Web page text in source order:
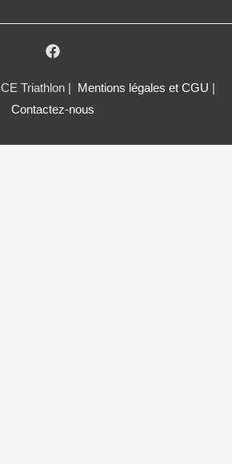
Triathlon | Mentions légales et CGU
Contactez-nous